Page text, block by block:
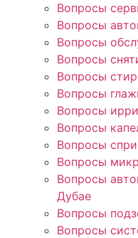
Вопросы
Вопросы
Вопросы
Вопросы
Вопросы
Вопросы
Вопросы
Вопросы
Вопросы
Вопросы
Вопросы
Дубае
Вопросы
Вопросы